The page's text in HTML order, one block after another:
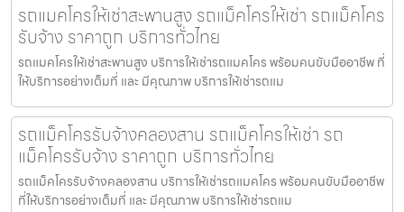
รถแมคโครให้เช่าสะพานสูง รถแม็คโครให้เช่า รถแม็คโคร
รับจ้าง ราคาถูก บริการทั่วไทย
รถแมคโครให้เช่าสะพานสูง บริการให้เช่ารถแมคโคร พร้อมคนขับมืออาชีพ ที่
ให้บริการอย่างเต็มที่ และ มีคุณภาพ บริการให้เช่ารถแม
รถแม็คโครรับจ้างคลองสาน รถแม็คโครให้เช่า รถ
แม็คโครรับจ้าง ราคาถูก บริการทั่วไทย
รถแม็คโครรับจ้างคลองสาน บริการให้เช่ารถแมคโคร พร้อมคนขับมืออาชีพ
ที่ให้บริการอย่างเต็มที่ และ มีคุณภาพ บริการให้เช่ารถแม